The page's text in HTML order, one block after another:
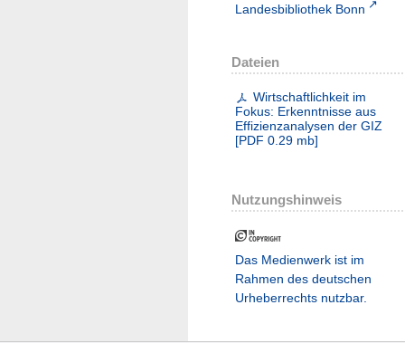
Landesbibliothek Bonn
Dateien
Wirtschaftlichkeit im
Fokus: Erkenntnisse aus
Effizienzanalysen der GIZ
[PDF 0.29 mb]
Nutzungshinweis
Das Medienwerk ist im
Rahmen des deutschen
Urheberrechts nutzbar.